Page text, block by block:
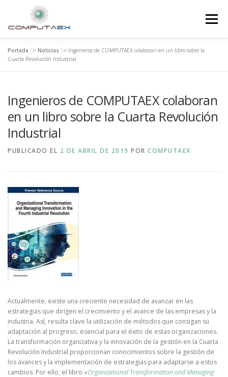
Menú
INICIO LA FUNDACIÓN
SUPERCOMPUTACIÓN NOTICIAS
INVESTIGACIÓN E INNOVACIÓN
Portada >> Noticias >> Ingenieros de COMPUTAEX colaboran en un libro sobre la
Cuarta Revolución Industrial
Ingenieros de COMPUTAEX colaboran
en un libro sobre la Cuarta Revolución
Industrial
PUBLICADO EL 2 DE ABRIL DE 2019 POR COMPUTAEX
Actualmente, existe una creciente necesidad de avanzar en las
estrategias que dirigen el crecimiento y el avance de las empresas y la
industria. Así, resulta clave la utilización de métodos que consigan su
adaptación al progreso, esencial para el éxito de estas organizaciones.
La transformación organizativa y la innovación de la gestión en la Cuarta
Revolución Industrial proporcionan conocimientos sobre la gestión de
los avances y la implementación de estrategias para adaptarse a estos
cambios. Por ello, el libro «Organizational Transformation and Managing